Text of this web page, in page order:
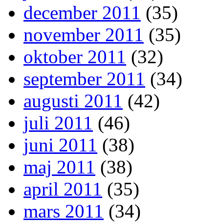
december 2011 (35)
november 2011 (35)
oktober 2011 (32)
september 2011 (34)
augusti 2011 (42)
juli 2011 (46)
juni 2011 (38)
maj 2011 (38)
april 2011 (35)
mars 2011 (34)